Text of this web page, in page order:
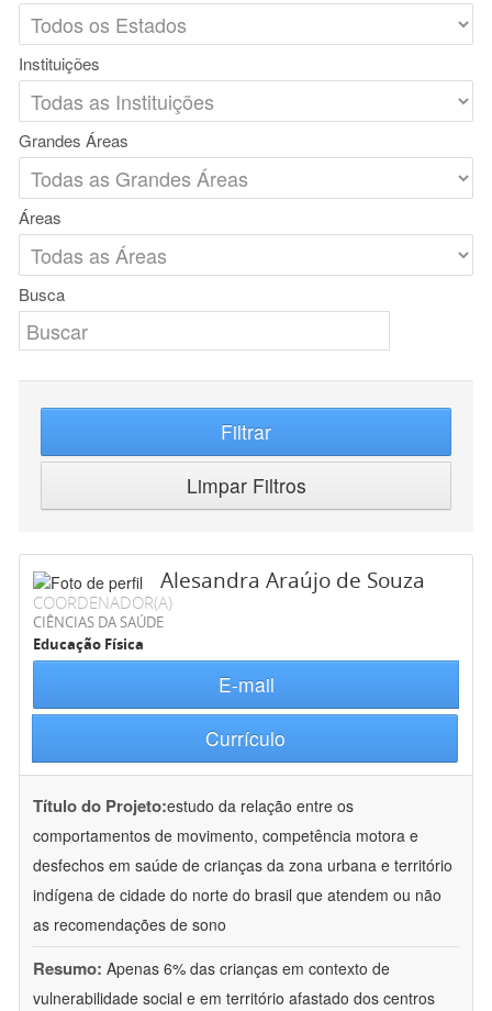
Instituições
Grandes Áreas
Áreas
Busca
Filtrar
Limpar Filtros
Alesandra Araújo de Souza
COORDENADOR(A)
CIÊNCIAS DA SAÚDE
Educação Física
E-mail
Currículo
Título do Projeto:estudo da relação entre os
comportamentos de movimento, competência motora e
desfechos em saúde de crianças da zona urbana e território
indígena de cidade do norte do brasil que atendem ou não
as recomendações de sono
Resumo: Apenas 6% das crianças em contexto de
vulnerabilidade social e em território afastado dos centros